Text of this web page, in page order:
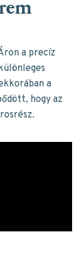
a precíz
a
hogy az